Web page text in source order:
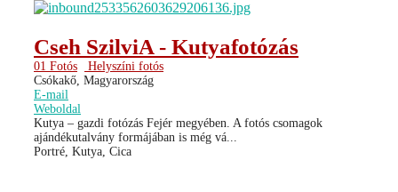
Cseh SzilviA - Kutyafotózás
01 Fotós
Helyszíni fotós
Csókakő, Magyarország
E-mail
Weboldal
Kutya – gazdi fotózás Fejér megyében. A fotós csomagok
ajándékutalvány formájában is még vá...
Portré, Kutya, Cica